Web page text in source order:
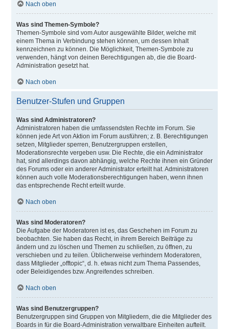
Nach oben
Was sind Themen-Symbole?
Themen-Symbole sind vom Autor ausgewählte Bilder, welche mit
einem Thema in Verbindung stehen können, um dessen Inhalt
kennzeichnen zu können. Die Möglichkeit, Themen-Symbole zu
verwenden, hängt von deinen Berechtigungen ab, die die Board-
Administration gesetzt hat.
Nach oben
Benutzer-Stufen und Gruppen
Was sind Administratoren?
Administratoren haben die umfassendsten Rechte im Forum. Sie
können jede Art von Aktion im Forum ausführen; z. B. Berechtigungen
setzen, Mitglieder sperren, Benutzergruppen erstellen,
Moderationsrechte vergeben usw. Die Rechte, die ein Administrator
hat, sind allerdings davon abhängig, welche Rechte ihnen ein Gründer
des Forums oder ein anderer Administrator erteilt hat. Administratoren
können auch volle Moderationsberechtigungen haben, wenn ihnen
das entsprechende Recht erteilt wurde.
Nach oben
Was sind Moderatoren?
Die Aufgabe der Moderatoren ist es, das Geschehen im Forum zu
beobachten. Sie haben das Recht, in ihrem Bereich Beiträge zu
ändern und zu löschen und Themen zu schließen, zu öffnen, zu
verschieben und zu teilen. Üblicherweise verhindern Moderatoren,
dass Mitglieder „offtopic“, d. h. etwas nicht zum Thema Passendes,
oder Beleidigendes bzw. Angreifendes schreiben.
Nach oben
Was sind Benutzergruppen?
Benutzergruppen sind Gruppen von Mitgliedern, die die Mitglieder des
Boards in für die Board-Administration verwaltbare Einheiten aufteilt.